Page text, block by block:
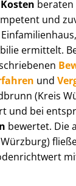
Kosten beraten
und
ermittelt.
und
(Kreis
und bei
bewertet. Die